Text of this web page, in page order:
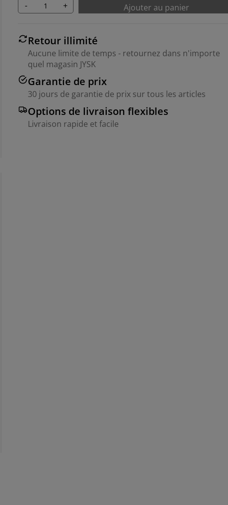
- + Ajouter au panier
Retour illimité
Aucune limite de temps - retournez dans n'importe
quel magasin JYSK
Garantie de prix
30 jours de garantie de prix sur tous les articles
Options de livraison flexibles
Livraison rapide et facile